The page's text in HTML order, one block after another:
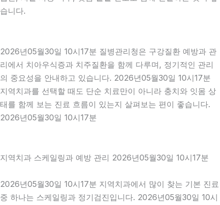
습니다.
2026년05월30일 10시17분 질병관리청은 구강질환 예방과 관
리에서 치아우식증과 치주질환을 함께 다루며, 정기적인 관리
의 중요성을 안내하고 있습니다. 2026년05월30일 10시17분
지역치과를 선택할 때도 단순 치료만이 아니라 충치와 잇몸 상
태를 함께 보는 진료 흐름이 있는지 살펴보는 편이 좋습니다.
2026년05월30일 10시17분
지역치과 스케일링과 예방 관리 2026년05월30일 10시17분
2026년05월30일 10시17분 지역치과에서 많이 찾는 기본 진료
중 하나는 스케일링과 정기검진입니다. 2026년05월30일 10시